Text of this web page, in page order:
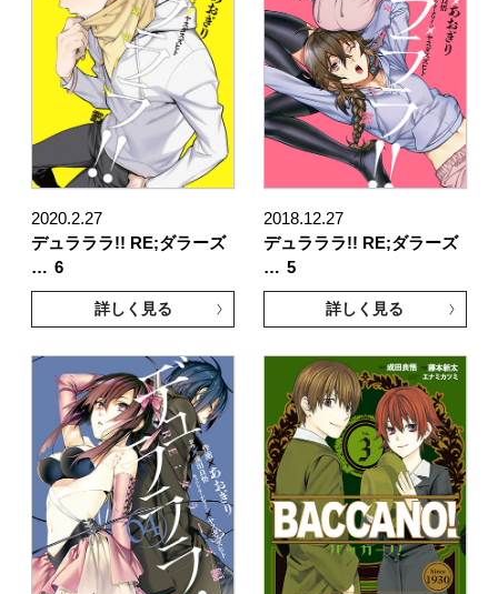
2020.2.27
デュラララ!! RE;ダラーズ
… 6
詳しく見る
2018.12.27
デュラララ!! RE;ダラーズ
… 5
詳しく見る